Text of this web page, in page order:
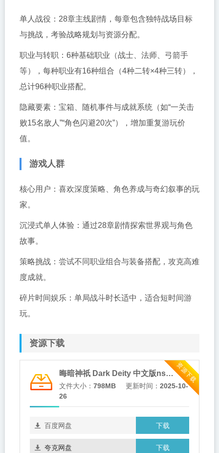
单人战役：28章主线剧情，每章包含独特战场目标
与挑战，考验战略规划与资源分配。
职业与转职：6种基础职业（战士、法师、弓箭手
等），每种职业有16种组合（4种二转×4种三转），
总计96种职业搭配。
隐藏要素：宝箱、随机事件与成就系统（如“一关击
败15名敌人”“角色闪避20次”），增加重复游玩价
值。
游戏人群
核心用户：喜欢深度策略、角色养成与奇幻叙事的玩
家。
沉浸式单人体验：通过28章剧情探索世界观与角色
故事。
策略挑战：尝试不同职业组合与装备搭配，攻克高难
度成就。
碎片时间娱乐：单局战斗时长适中，适合短时间游
玩。
资源下载
资源下载
晦暗神祇 Dark Deity 中文版nsp免费百度网盘下载
文件大小： 798MB 更新时间： 2025-10-
26
下载
百度网盘
下载
夸克网盘